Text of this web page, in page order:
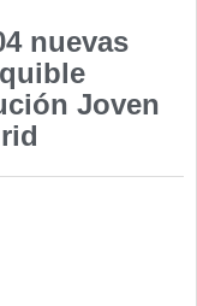
nuevas
Joven